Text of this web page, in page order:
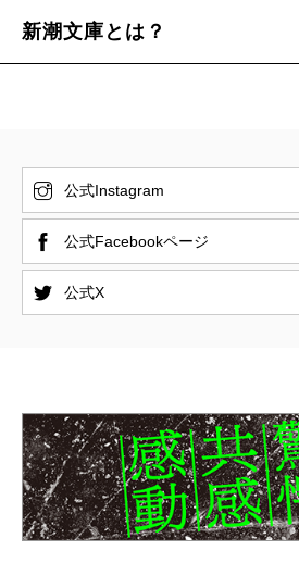
新潮文庫とは？
公式Instagram
公式Facebookページ
公式X